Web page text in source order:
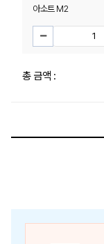
아소트 M2
총 금액 :